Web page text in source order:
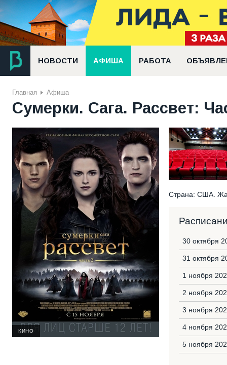
НОВОСТИ АФИША РАБОТА
Главная Афиша
Сумерки. Сага. Рассвет:
КИНО
Страна: США.
30 октября
31 октября
1 ноября
2 ноября
3 ноября
4 ноября
5 ноября